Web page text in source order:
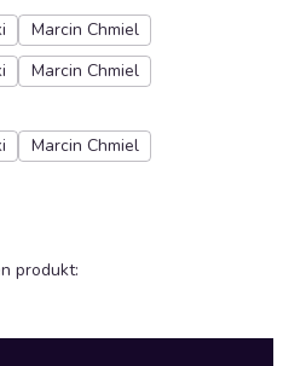
Marcin Chmiel
Marcin Chmiel
Marcin Chmiel
produkt: